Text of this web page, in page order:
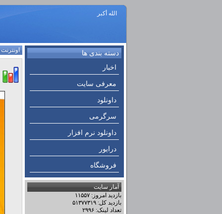
الله أكبر
دسته بندی ها
اخبار
معرفی سایت
داونلود
سرگرمی
داونلود نرم افزار
درایور
فروشگاه
آمار سایت
بازدید امروز: ۱۱۵۵۷
بازدید کل: ۵۱۳۷۷۳۱۹
تعداد لینک: ۲۹۹۶
اونترنت